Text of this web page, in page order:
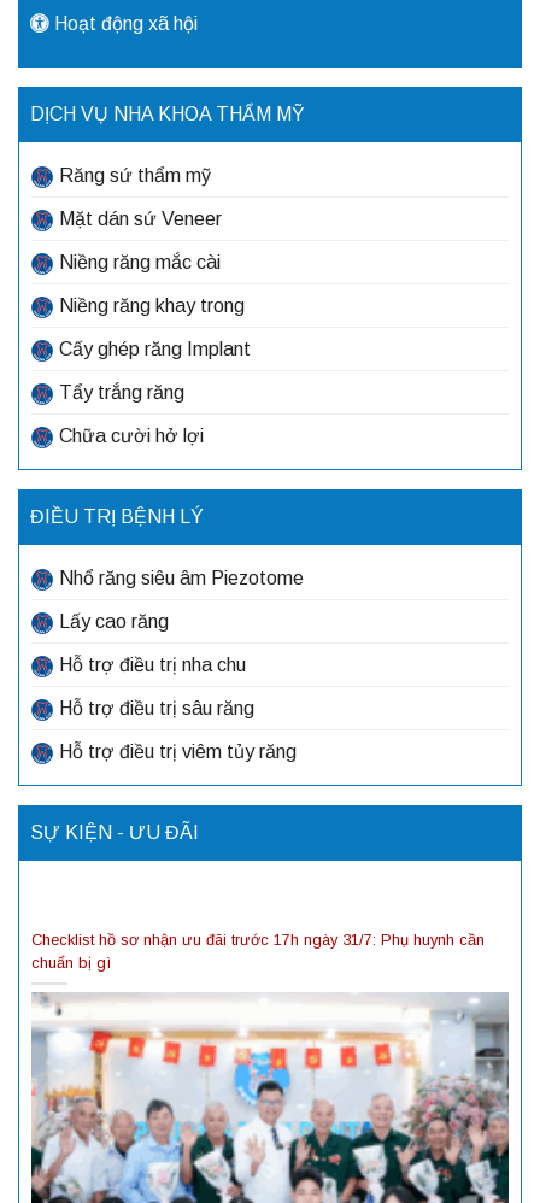
Hoạt động xã hội
DỊCH VỤ NHA KHOA THẨM MỸ
Răng sứ thẩm mỹ
Mặt dán sứ Veneer
Niềng răng mắc cài
Niềng răng khay trong
Cấy ghép răng Implant
Tẩy trắng răng
Chữa cười hở lợi
ĐIỀU TRỊ BỆNH LÝ
Nhổ răng siêu âm Piezotome
Lấy cao răng
Hỗ trợ điều trị nha chu
Hỗ trợ điều trị sâu răng
Hỗ trợ điều trị viêm tủy răng
SỰ KIỆN - ƯU ĐÃI
Checklist hồ sơ nhận ưu đãi trước 17h ngày 31/7: Phụ huynh cần
chuẩn bị gì